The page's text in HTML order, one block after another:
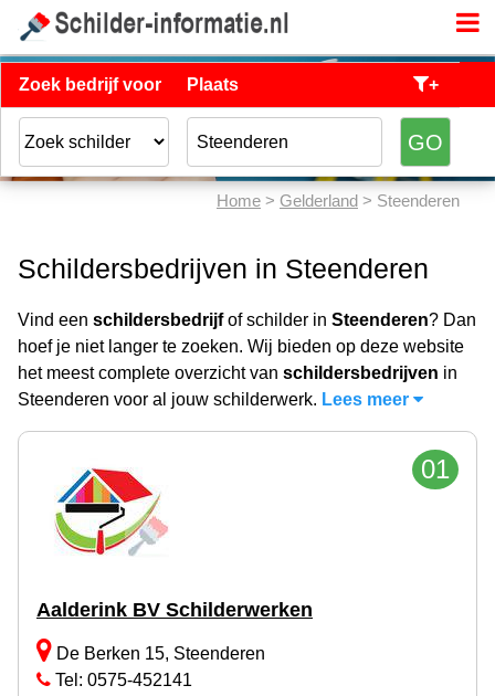
Zoek bedrijf voor Plaats +
Home > Gelderland > Steenderen
Schildersbedrijven in Steenderen
Vind een schildersbedrijfof schilder in Steenderen? Dan
hoef je niet langer te zoeken. Wij bieden op deze website
het meest complete overzicht van schildersbedrijven in
Steenderen voor al jouw schilderwerk. Lees meer
01
Aalderink BV Schilderwerken
De Berken 15, Steenderen
Tel: 0575-452141